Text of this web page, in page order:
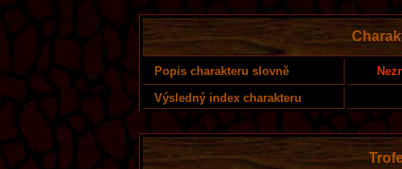
Popis charakteru slovně
Výsledný index charakteru